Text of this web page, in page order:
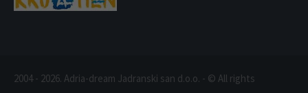
2004 - 2026. Adria-dream Jadranski san d.o.o. - © All rights